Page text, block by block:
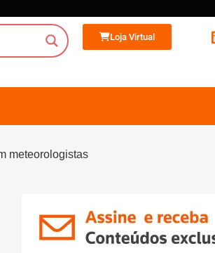
Loja Virtual
meteorologistas